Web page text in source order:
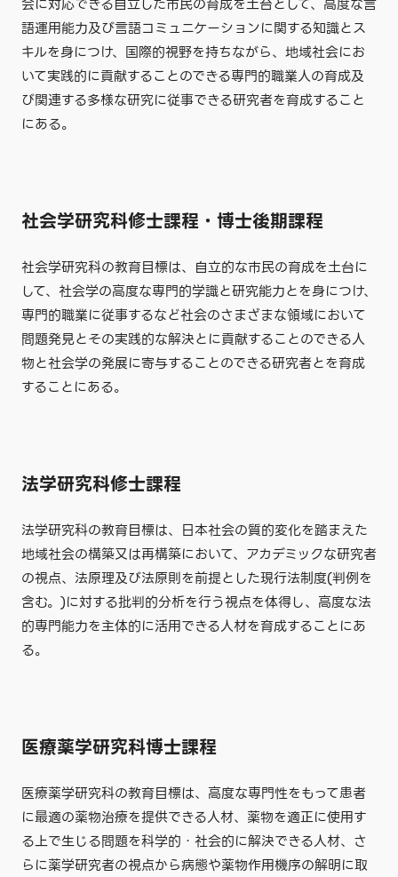
会に対応できる自立した市民の育成を土台として、高度な言
語運用能力及び言語コミュニケーションに関する知識とス
キルを身につけ、国際的視野を持ちながら、地域社会にお
いて実践的に貢献することのできる専門的職業人の育成及
び関連する多様な研究に従事できる研究者を育成すること
にある。
社会学研究科修士課程・博士後期課程
社会学研究科の教育目標は、自立的な市民の育成を土台に
して、社会学の高度な専門的学識と研究能力とを身につけ、
専門的職業に従事するなど社会のさまざまな領域において
問題発見とその実践的な解決とに貢献することのできる人
物と社会学の発展に寄与することのできる研究者とを育成
することにある。
法学研究科修士課程
法学研究科の教育目標は、日本社会の質的変化を踏まえた
地域社会の構築又は再構築において、アカデミックな研究者
の視点、法原理及び法原則を前提とした現行法制度(判例を
含む。)に対する批判的分析を行う視点を体得し、高度な法
的専門能力を主体的に活用できる人材を育成することにあ
る。
医療薬学研究科博士課程
医療薬学研究科の教育目標は、高度な専門性をもって患者
に最適の薬物治療を提供できる人材、薬物を適正に使用す
る上で生じる問題を科学的・社会的に解決できる人材、さ
らに薬学研究者の視点から病態や薬物作用機序の解明に取